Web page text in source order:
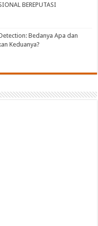
BEREPUTASI
Bedanya Apa dan
Keduanya?